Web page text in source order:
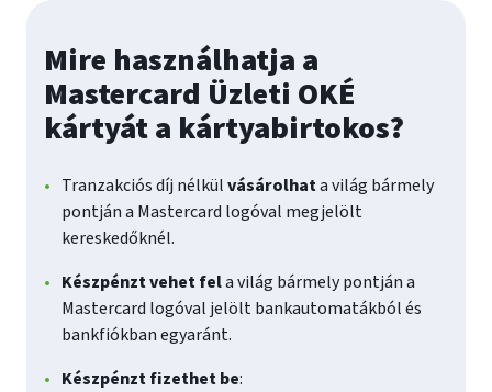
Mire használhatja a
Mastercard Üzleti OKÉ
kártyát a kártyabirtokos?
Tranzakciós díj nélkülvásárolhata világ bármely
pontján a Mastercard logóval megjelölt
kereskedőknél.
Készpénzt vehet fela világ bármely pontján a
Mastercard logóval jelölt bankautomatákból és
bankfiókban egyaránt.
Készpénzt fizethet be: